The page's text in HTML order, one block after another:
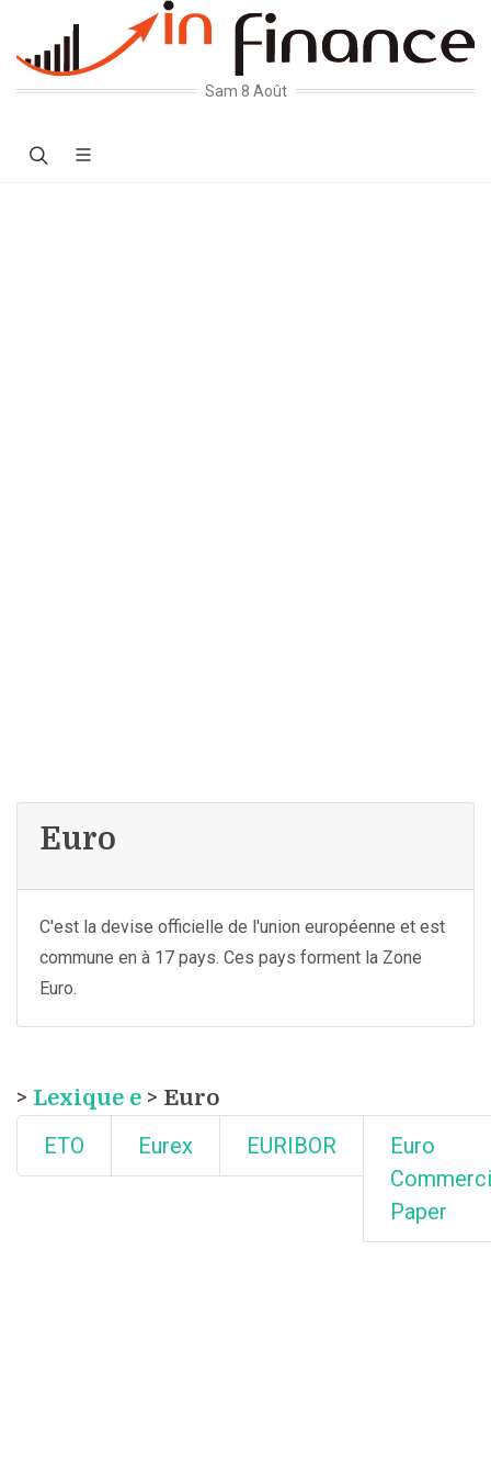
Sam 8 Août
Euro
C'est la devise officielle de l'union européenne et est
commune en à 17 pays. Ces pays forment la Zone
Euro.
> Lexique e > Euro
ETO Eurex EURIBOR
Euro
Paper